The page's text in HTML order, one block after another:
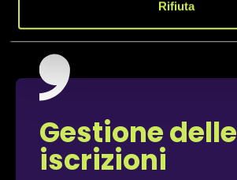
Rifiuta
Gestione delle
iscrizioni